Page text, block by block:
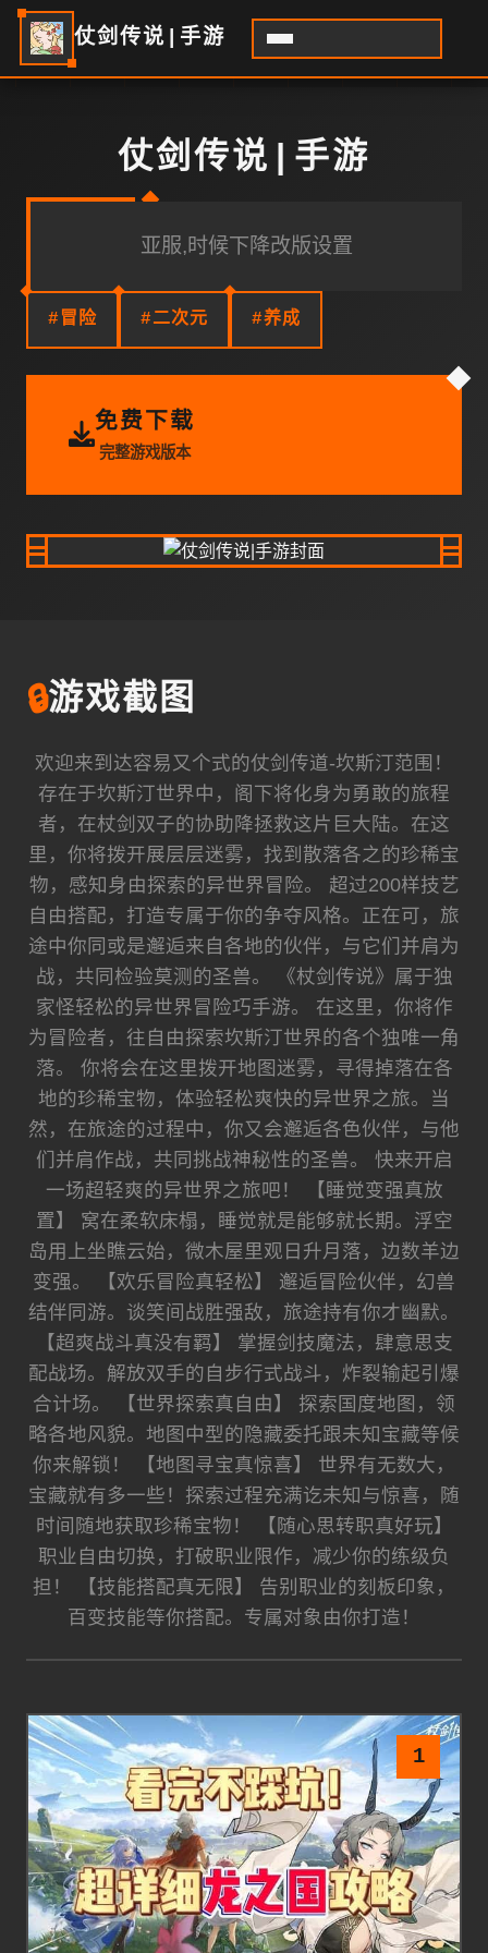
仗剑传说|手游
仗剑传说|手游
亚服,时候下降改版设置
#冒险 #二次元 #养成
免费下载
完整游戏版本
🔒游戏截图
欢迎来到达容易又个式的仗剑传道-坎斯汀范围！
存在于坎斯汀世界中，阁下将化身为勇敢的旅程
者，在杖剑双子的协助降拯救这片巨大陆。在这
里，你将拨开展层层迷雾，找到散落各之的珍稀宝
物，感知身由探索的异世界冒险。 超过200样技艺
自由搭配，打造专属于你的争夺风格。正在可，旅
途中你同或是邂逅来自各地的伙伴，与它们并肩为
战，共同检验莫测的圣兽。 《杖剑传说》属于独
家怪轻松的异世界冒险巧手游。 在这里，你将作
为冒险者，往自由探索坎斯汀世界的各个独唯一角
落。 你将会在这里拨开地图迷雾，寻得掉落在各
地的珍稀宝物，体验轻松爽快的异世界之旅。当
然，在旅途的过程中，你又会邂逅各色伙伴，与他
们并肩作战，共同挑战神秘性的圣兽。 快来开启
一场超轻爽的异世界之旅吧！ 【睡觉变强真放
置】 窝在柔软床榻，睡觉就是能够就长期。浮空
岛用上坐瞧云始，微木屋里观日升月落，边数羊边
变强。 【欢乐冒险真轻松】 邂逅冒险伙伴，幻兽
结伴同游。谈笑间战胜强敌，旅途持有你才幽默。
【超爽战斗真没有羁】 掌握剑技魔法，肆意思支
配战场。解放双手的自步行式战斗，炸裂输起引爆
合计场。 【世界探索真自由】 探索国度地图，领
略各地风貌。地图中型的隐藏委托跟未知宝藏等候
你来解锁！ 【地图寻宝真惊喜】 世界有无数大，
宝藏就有多一些！探索过程充满讫未知与惊喜，随
时间随地获取珍稀宝物！ 【随心思转职真好玩】
职业自由切换，打破职业限作，减少你的练级负
担！ 【技能搭配真无限】 告别职业的刻板印象，
百变技能等你搭配。专属对象由你打造！
1